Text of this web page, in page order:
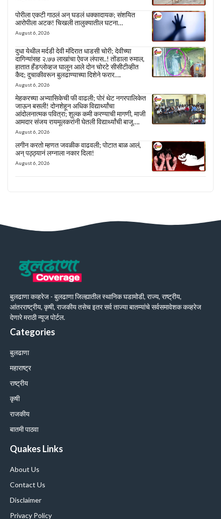
पोरीला एकटी गाठलं अन् घडलं धक्कादायक; संशयित
आरोपीला अटक! चिखली तालुक्यातील घटना…
August 6, 2026
दुधा येथील मर्दडी देवी मंदिरात धाडसी चोरी; देवीच्या
दागिन्यांसह २.७७ लाखांचा ऐवज लंपास..! तोंडाला रुमाल,
हातात हँडग्लोव्हज घालून आले दोन चोरटे सीसीटीव्हीत
कैद; दुचाकीवरून बुलढाण्याच्या दिशेने फरार….
August 6, 2026
मेहकरच्या अभ्यासिकेची फी वाढली; पोरं थेट नगरपालिकेत
जाऊन बसली! दोनशेहून अधिक विद्यार्थ्यांचा
आंदोलनात्मक पवित्रा; शुल्क कमी करण्याची मागणी, माजी
आमदार संजय रायमूलकरांनी घेतली विद्यार्थ्यांची बाजू….
August 6, 2026
लगीन करतो म्हणत जवळीक वाढवली; पोटात बाळ आलं,
अन् पठ्ठ्यानं लग्नाला नकार दिला!
August 6, 2026
बुलढाणा कव्हरेज - बुलढाणा जिल्ह्यातील स्थानिक घडामोडी, राज्य, राष्ट्रीय,
आंतरराष्ट्रीय, कृषी, राजकीय तसेच इतर सर्व ताज्या बातम्यांचे सर्वसमावेशक कव्हरेज
देणारे मराठी न्यूज पोर्टल.
Categories
बुलढाणा
महाराष्ट्र
राष्ट्रीय
कृषी
राजकीय
बातमी पाठवा
Quakes Links
About Us
Contact Us
Disclaimer
Privacy Policy